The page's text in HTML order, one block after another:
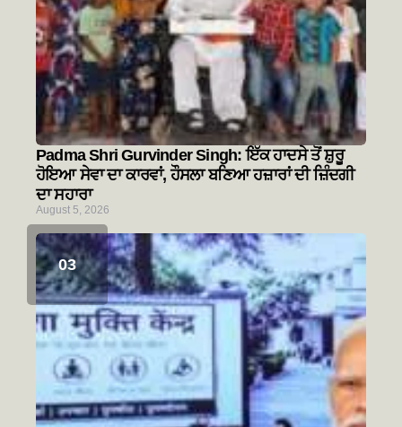
Padma Shri Gurvinder Singh: ਇੱਕ ਹਾਦਸੇ ਤੋਂ ਸ਼ੁਰੂ
ਹੋਇਆ ਸੇਵਾ ਦਾ ਕਾਰਵਾਂ, ਹੌਸਲਾ ਬਣਿਆ ਹਜ਼ਾਰਾਂ ਦੀ ਜ਼ਿੰਦਗੀ
ਦਾ ਸਹਾਰਾ
August 5, 2026